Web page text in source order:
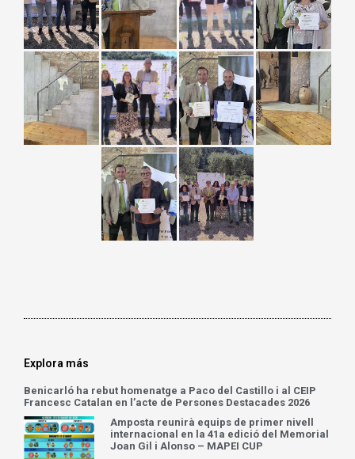
Explora más
Benicarló ha rebut homenatge a Paco del Castillo i al CEIP
Francesc Catalan en l’acte de Persones Destacades 2026
Amposta reunirà equips de primer nivell
internacional en la 41a edició del Memorial
Joan Gil i Alonso – MAPEI CUP